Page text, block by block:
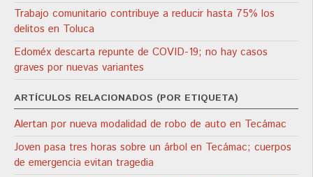
Trabajo comunitario contribuye a reducir hasta 75% los
delitos en Toluca
Edoméx descarta repunte de COVID-19; no hay casos
graves por nuevas variantes
ARTÍCULOS RELACIONADOS (POR ETIQUETA)
Alertan por nueva modalidad de robo de auto en Tecámac
Joven pasa tres horas sobre un árbol en Tecámac; cuerpos
de emergencia evitan tragedia